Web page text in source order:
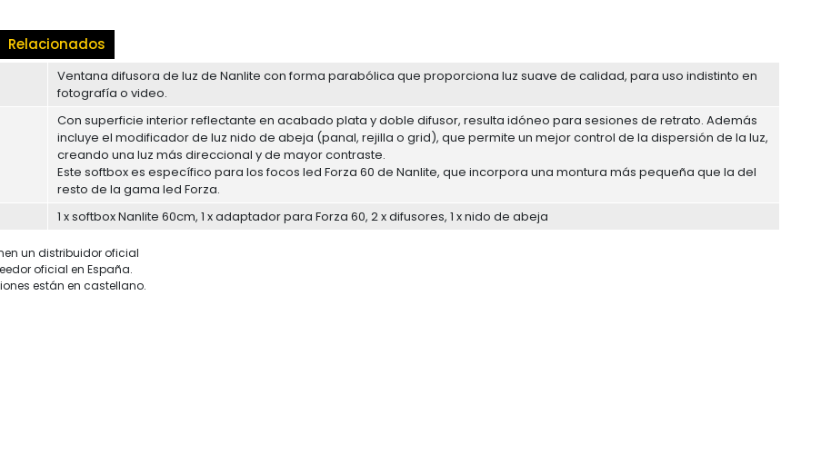
Relacionados
Ventana difusora de luz de Nanlite con forma parabólica que proporciona luz suave de calidad, para uso indistinto en
fotografía o video.
Con superficie interior reflectante en acabado plata y doble difusor, resulta idóneo para sesiones de retrato. Además
incluye el modificador de luz nido de abeja (panal, rejilla o grid), que permite un mejor control de la dispersión de la luz,
creando una luz más direccional y de mayor contraste.
Este softbox es específico para los focos led Forza 60 de Nanlite, que incorpora una montura más pequeña que la del
resto de la gama led Forza.
1 x softbox Nanlite 60cm, 1 x adaptador para Forza 60, 2 x difusores, 1 x nido de abeja
un distribuidor oficial
oficial en España.
están en castellano.